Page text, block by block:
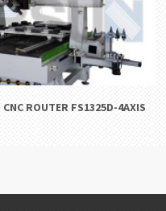
CNC ROUTER FS1325D-4AXIS